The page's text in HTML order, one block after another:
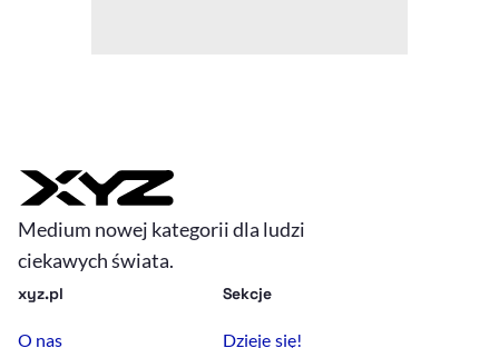
Medium nowej kategorii dla ludzi
ciekawych świata.
xyz.pl
O nas
Sekcje
Dzieje się!